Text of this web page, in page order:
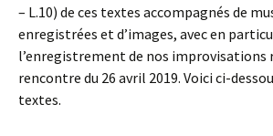
– L.10) de ces textes accompagnés de
enregistrées et d’images, avec en
l’enregistrement de nos improvisations
rencontre du 26 avril 2019. Voici ci-
textes.